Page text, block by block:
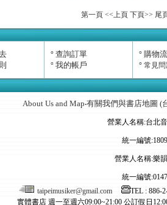
第一頁 <<上頁 下頁>> 尾
° 查詢訂單
° 我的帳戶
° 購物
° 常見
About Us and Map‧有關我們與書店地圖 (
營業人名稱:台北
統一編號
營業人名稱:樂
統一編號
taipeimusiker@gmail.com
TEL : 886-
實體書店 週一至週六09:00~21:00 公訂假日